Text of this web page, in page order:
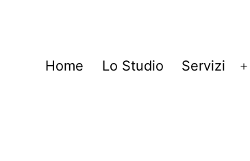
Home Lo Studio Servizi